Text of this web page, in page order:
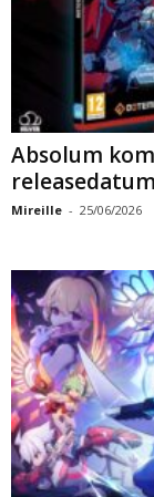
Absolum
Mireille - 25/06/2026